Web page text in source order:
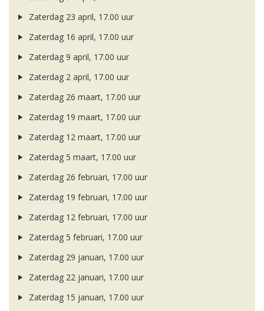
Zaterdag 23 april, 17.00 uur
Zaterdag 16 april, 17.00 uur
Zaterdag 9 april, 17.00 uur
Zaterdag 2 april, 17.00 uur
Zaterdag 26 maart, 17.00 uur
Zaterdag 19 maart, 17.00 uur
Zaterdag 12 maart, 17.00 uur
Zaterdag 5 maart, 17.00 uur
Zaterdag 26 februari, 17.00 uur
Zaterdag 19 februari, 17.00 uur
Zaterdag 12 februari, 17.00 uur
Zaterdag 5 februari, 17.00 uur
Zaterdag 29 januari, 17.00 uur
Zaterdag 22 januari, 17.00 uur
Zaterdag 15 januari, 17.00 uur